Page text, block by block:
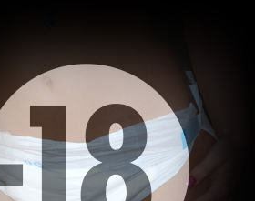
page les meilleures
Confiance, Depend,
bien pour les